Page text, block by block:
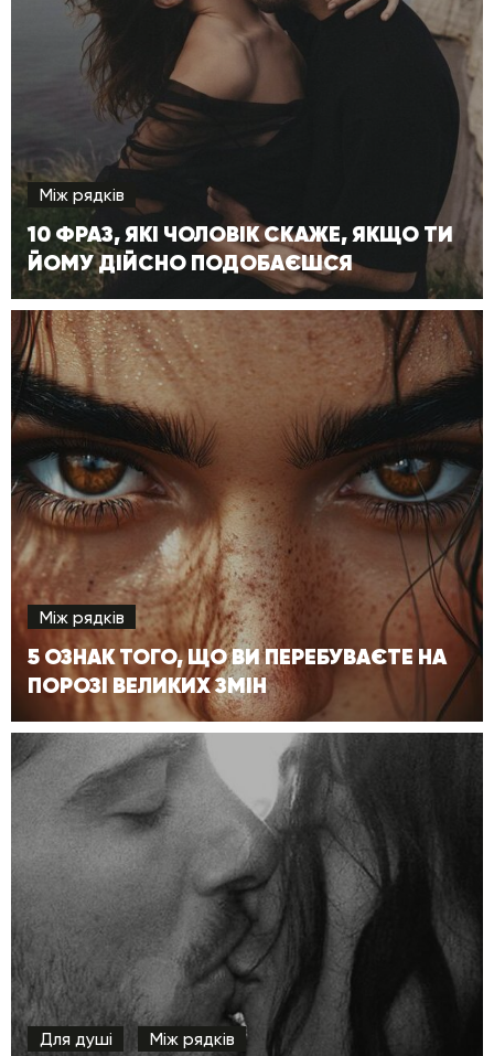
Між рядків
10 ФРАЗ, ЯКІ ЧОЛОВІК СКАЖЕ, ЯКЩО ТИ
ЙОМУ ДІЙСНО ПОДОБАЄШСЯ
Між рядків
5 ОЗНАК ТОГО, ЩО ВИ ПЕРЕБУВАЄТЕ НА
ПОРОЗІ ВЕЛИКИХ ЗМІН
Для душі Між рядків